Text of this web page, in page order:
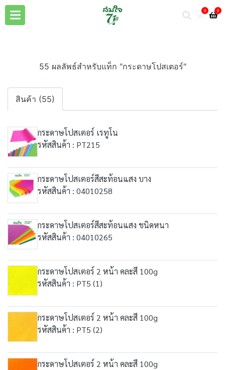
0 0
55 ผลลัพธ์สำหรับแท็ก "กระดาษโปสเตอร์"
สินค้า (55)
กระดาษโปสเตอร์ เรทูโน
รหัสสินค้า : PT215
กระดาษโปสเตอร์สีสะท้อนแสง บาง
รหัสสินค้า : 04010258
กระดาษโปสเตอร์สีสะท้อนแสง ชนิดหนา
รหัสสินค้า : 04010265
กระดาษโปสเตอร์ 2 หน้า คละสี 100g
รหัสสินค้า : PT5 (1)
กระดาษโปสเตอร์ 2 หน้า คละสี 100g
รหัสสินค้า : PT5 (2)
กระดาษโปสเตอร์ 2 หน้า คละสี 100g